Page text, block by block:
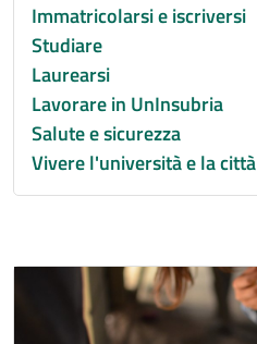
Immatricolarsi e iscriversi
Studiare
Laurearsi
Lavorare in UnInsubria
Salute e sicurezza
Vivere l'università e la città
Immagine